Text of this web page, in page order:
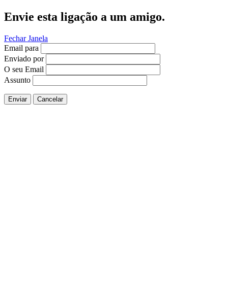
Envie esta ligação a um amigo.
Fechar Janela
Email para
Enviado por
O seu Email
Assunto
Enviar Cancelar